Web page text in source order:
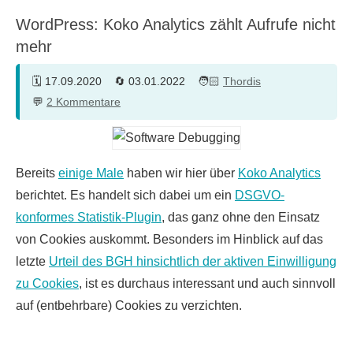
WordPress: Koko Analytics zählt Aufrufe nicht
mehr
17.09.2020 03.01.2022
Thordis
2 Kommentare
Bereits einige Male haben wir hier über Koko Analytics
berichtet. Es handelt sich dabei um ein DSGVO-
konformes Statistik-Plugin, das ganz ohne den Einsatz
von Cookies auskommt. Besonders im Hinblick auf das
letzte Urteil des BGH hinsichtlich der aktiven Einwilligung
zu Cookies, ist es durchaus interessant und auch sinnvoll
auf (entbehrbare) Cookies zu verzichten.